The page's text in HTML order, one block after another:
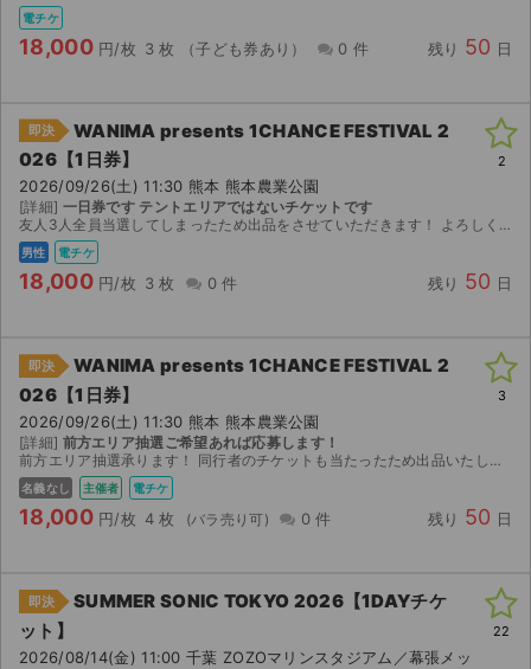
電チケ
18,000 円/枚 3 枚 （子ども券あり） 0 件 残り 50 日
即決
WANIMA presents 1CHANCE FESTIVAL 2
026【1日券】
2026/09/26(土) 11:30 熊本 熊本農業公園
[詳細] 一日券です テントエリアではないチケットです
友人3人全員当選してしまったため出品をさせていただきます！ よろしくお願いします。
男性 電チケ
18,000 円/枚 3 枚 0 件 残り 50 日
2
即決
WANIMA presents 1CHANCE FESTIVAL 2
026【1日券】
2026/09/26(土) 11:30 熊本 熊本農業公園
[詳細] 前方エリア抽選ご希望あれば応募します！
前方エリア抽選承ります！ 同行者のチケットも当たったため出品いたします。 【お渡し方法】 電子チケットチケットブックにて分配いたします。 分配可能になり次第、取引連絡にてURLをお送りします。...
名義なし 主催者 電チケ
18,000 円/枚 4 枚 0 件 残り 50 日
3
即決
SUMMER SONIC TOKYO 2026【1DAYチケ
ット】
2026/08/14(金) 11:00 千葉 ZOZOマリンスタジアム／幕張メッ
22